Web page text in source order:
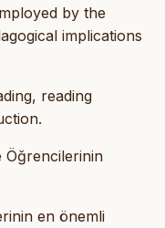
by the
implications
reading
Öğrencilerinin
en önemli